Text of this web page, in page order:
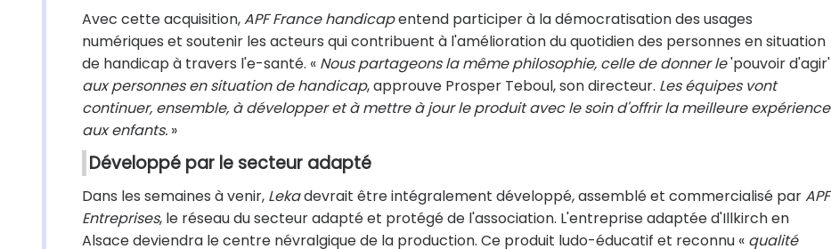
Avec cette acquisition,APF France handicapentend participer à la démocratisation des usages
numériques et soutenir les acteurs qui contribuent à l'amélioration du quotidien des personnes en situation
de handicap à travers l'e-santé. « Nous partageons la même philosophie, celle de donner le'pouvoir d'agir'
aux personnes en situation de handicap, approuve Prosper Teboul, son directeur. Les équipes vont
continuer, ensemble, à développer et à mettre à jour le produit avec le soin d'offrir la meilleure expérience
aux enfants. »
Développé par le secteur adapté
Dans les semaines à venir, Lekadevrait être intégralement développé, assemblé et commercialisé parAPF
Entreprises, le réseau du secteur adapté et protégé de l'association. L'entreprise adaptée d'Illkirch en
Alsace deviendra le centre névralgique de la production. Ce produit ludo-éducatif et reconnu « qualité